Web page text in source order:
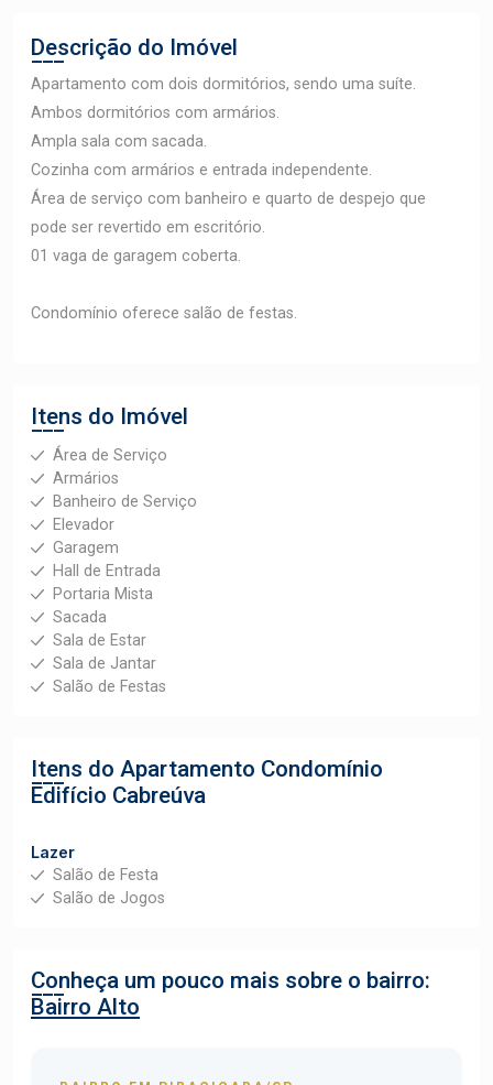
Descrição do Imóvel
Apartamento com dois dormitórios, sendo uma suíte.
Ambos dormitórios com armários.
Ampla sala com sacada.
Cozinha com armários e entrada independente.
Área de serviço com banheiro e quarto de despejo que
pode ser revertido em escritório.
01 vaga de garagem coberta.
Condomínio oferece salão de festas.
Itens do Imóvel
Área de Serviço
Armários
Banheiro de Serviço
Elevador
Garagem
Hall de Entrada
Portaria Mista
Sacada
Sala de Estar
Sala de Jantar
Salão de Festas
Itens do Apartamento Condomínio
Edifício Cabreúva
Lazer
Salão de Festa
Salão de Jogos
Conheça um pouco mais sobre o bairro:
Bairro Alto